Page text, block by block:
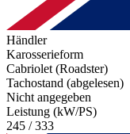
Händler
Karosserieform
Cabriolet (Roadster)
Tachostand (abgelesen)
Nicht angegeben
Leistung (kW/PS)
245 / 333